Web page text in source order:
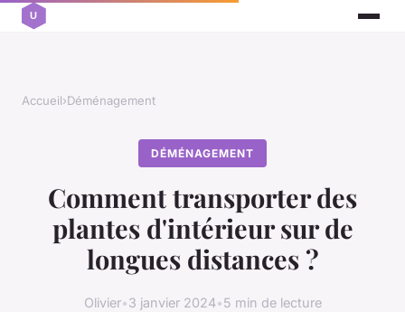
Accueil›Déménagement
DÉMÉNAGEMENT
Comment transporter des
plantes d'intérieur sur de
longues distances ?
Olivier•3 janvier 2024•5 min de lecture